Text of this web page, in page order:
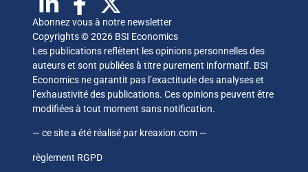
Abonnez vous à notre newsletter
Copyrights © 2026 BSI Economics
Les publications reflètent les opinions personnelles des
auteurs et sont publiées à titre purement informatif. BSI
Economics ne garantit pas l’exactitude des analyses et
l’exhaustivité des publications. Ces opinions peuvent être
modifiées à tout moment sans notification.
— ce site a été réalisé par kreaxion.com —
règlement RGPD